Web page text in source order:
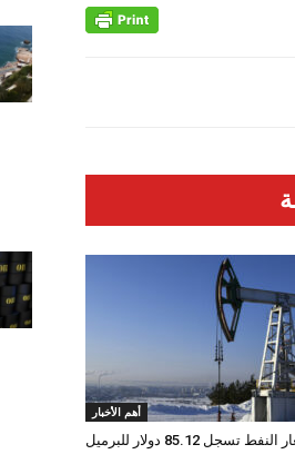
أهم الأخبار
تسجل 85.12 دولار للبرميل